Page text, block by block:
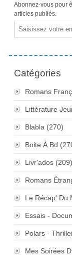
Abonnez-vous pour
articles publiés.
Email
Catégories
Romans
Littérature
Blabla (270)
Boite À Bd
Livr'ados (209)
Romans
Le Récap' Du
Essais -
Polars -
Mes Soirées